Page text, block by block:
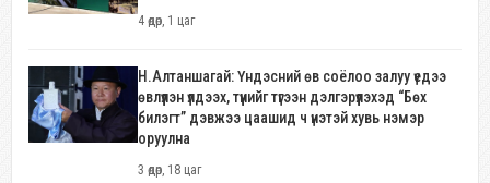
4 өдөр, 1 цаг
Н.Алтаншагай: Үндэсний өв соёлоо залуу үедээ
өвлүүлэн үлдээх, түүнийг түгээн дэлгэрүүлэхэд “Бөх
билэгт” дэвжээ цаашид ч үнэтэй хувь нэмэр
оруулна
3 өдөр, 18 цаг